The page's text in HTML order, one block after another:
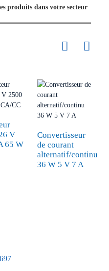
produits dans votre secteur
V
65 W
Convertisseur
de courant
alternatif/continu
36 W 5 V 7 A